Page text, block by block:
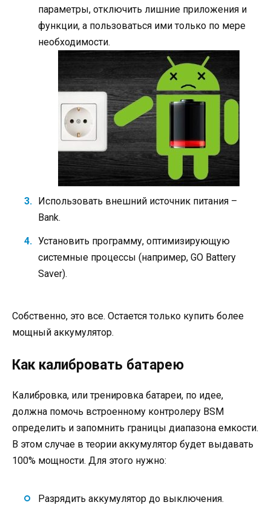
параметры, отключить лишние приложения и
функции, а пользоваться ими только по мере
необходимости.
Использовать внешний источник питания –
Bank.
Установить программу, оптимизирующую
системные процессы (например, GO Battery
Saver).
Собственно, это все. Остается только купить более
мощный аккумулятор.
Как калибровать батарею
Калибровка, или тренировка батареи, по идее,
должна помочь встроенному контролеру BSM
определить и запомнить границы диапазона емкости.
В этом случае в теории аккумулятор будет выдавать
100% мощности. Для этого нужно:
Разрядить аккумулятор до выключения.